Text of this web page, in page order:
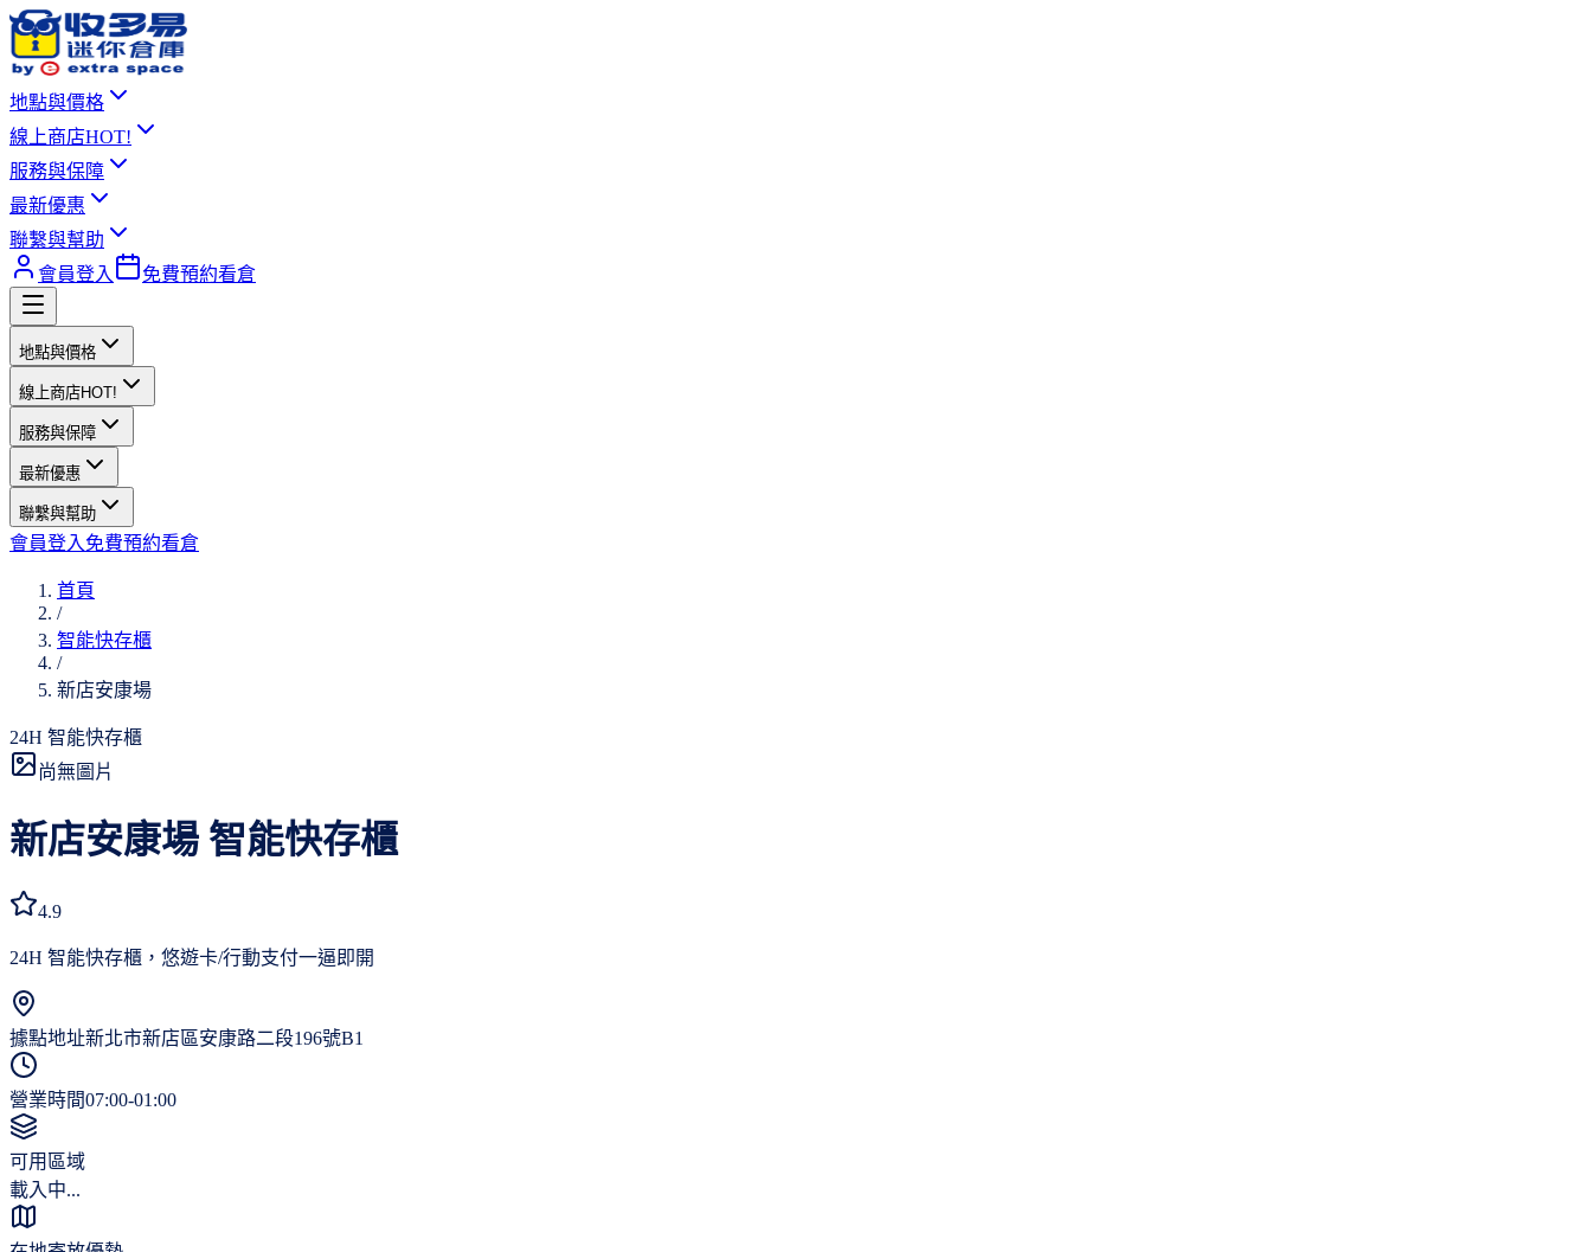
地點與價格
線上商店HOT!
服務與保障
最新優惠
聯繫與幫助
會員登入
免費預約看倉
地點與價格
線上商店HOT!
服務與保障
最新優惠
聯繫與幫助
會員登入 免費預約看倉
首頁
/
智能快存櫃
/
新店安康場
24H 智能快存櫃
尚無圖片
新店安康場 智能快存櫃
4.9
24H 智能快存櫃，悠遊卡/行動支付一逼即開
據點地址新北市新店區安康路二段196號B1
營業時間07:00-01:00
可用區域
載入中...